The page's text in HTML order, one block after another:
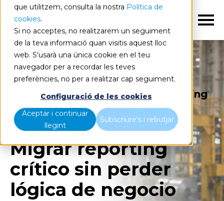
que utilitzem, consulta la nostra Política de
cookies.
Si no acceptes, no realitzarem un seguiment
de la teva informació quan visitis aquest lloc
web. S'usarà una única cookie en el teu
navegador per a recordar les teves
preferències, no per a realitzar cap seguiment.
Configuració de les cookies
Aceptar i continuar
llegint
Subscriure's i rebutjar
Caso de éxitoMigración de reporting
industrial de Qlik a Power BI sin
perder lógica de negocio
Migrar reporting
crítico sin perder
lógica de negocio